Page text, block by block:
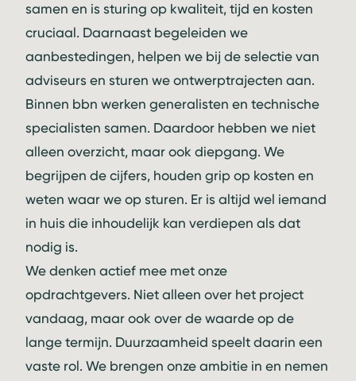
samen en is sturing op kwaliteit, tijd en kosten
cruciaal. Daarnaast begeleiden we
aanbestedingen, helpen we bij de selectie van
adviseurs en sturen we ontwerptrajecten aan.
Binnen bbn werken generalisten en technische
specialisten samen. Daardoor hebben we niet
alleen overzicht, maar ook diepgang. We
begrijpen de cijfers, houden grip op kosten en
weten waar we op sturen. Er is altijd wel iemand
in huis die inhoudelijk kan verdiepen als dat
nodig is.
We denken actief mee met onze
opdrachtgevers. Niet alleen over het project
vandaag, maar ook over de waarde op de
lange termijn. Duurzaamheid speelt daarin een
vaste rol. We brengen onze ambitie in en nemen